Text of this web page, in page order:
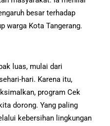
besar terhadap
warga Kota Tangerang.
luas, mulai dari
hari. Karena itu,
program Cek
dorong. Yang paling
kebersihan lingkungan